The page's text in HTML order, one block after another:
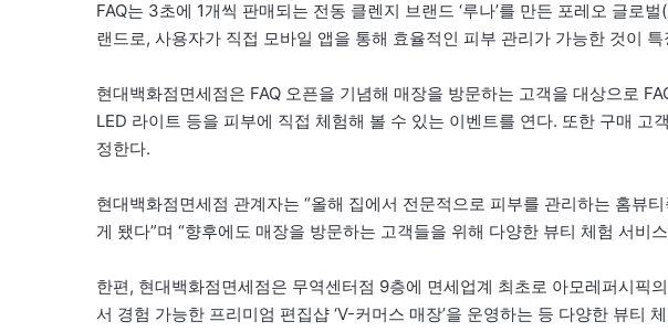
FAQ는 3초에 1개씩 판매되는 전동 클렌지 브랜드 ‘루나’를 만든 포레오 글로
랜드로, 사용자가 직접 모바일 앱을 통해 효율적인 피부 관리가 가능한 것이 특
현대백화점면세점은 FAQ 오픈을 기념해 매장을 방문하는 고객을 대상으로
LED 라이트 등을 피부에 직접 체험해 볼 수 있는 이벤트를 연다. 또한 구매 고
정한다.
현대백화점면세점 관계자는 “올해 집에서 전문적으로 피부를 관리하는 홈뷰
게 됐다”며 “향후에도 매장을 방문하는 고객들을 위해 다양한 뷰티 체험 서비
한편, 현대백화점면세점은 무역센터점 9층에 면세업계 최초로 아모레퍼시픽
서 경험 가능한 프리미엄 편집샵 ‘V-커머스 매장’을 운영하는 등 다양한 뷰티